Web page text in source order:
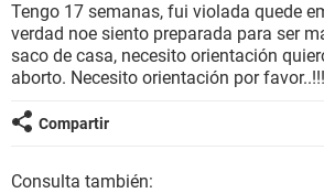
SEXUALIDAD
GLOSARIO
Tengo 17 semanas, fui violada quede
verdad noe siento preparada para ser
saco de casa, necesito orientación
aborto. Necesito orientación por favor..!!!
Compartir
Consulta también: